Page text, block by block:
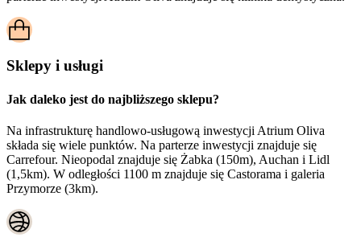
Sklepy i usługi
Jak daleko jest do najbliższego sklepu?
Na infrastrukturę handlowo-usługową inwestycji Atrium Oliva
składa się wiele punktów. Na parterze inwestycji znajduje się
Carrefour. Nieopodal znajduje się Żabka (150m), Auchan i Lidl
(1,5km). W odległości 1100 m znajduje się Castorama i galeria
Przymorze (3km).